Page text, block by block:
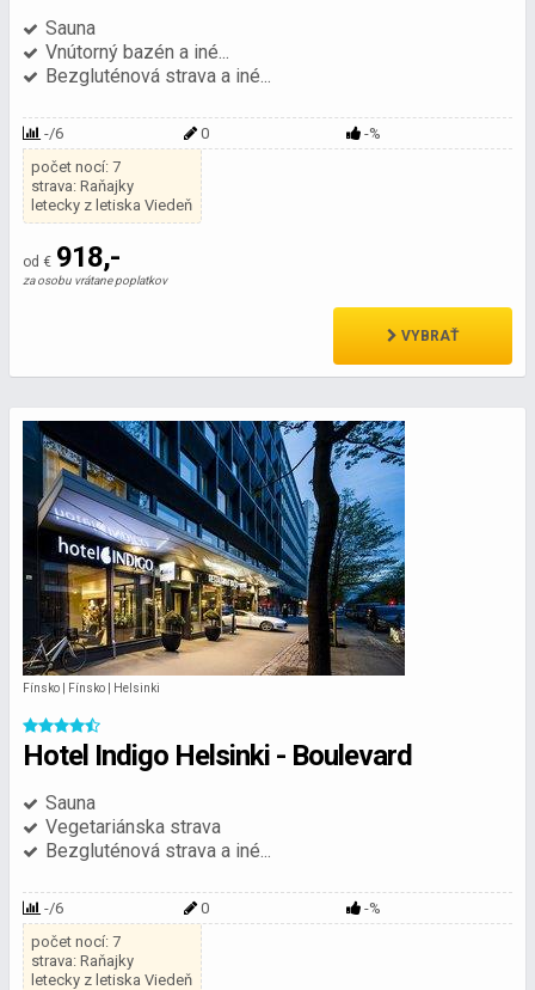
Sauna
Vnútorný bazén a iné...
Bezgluténová strava a iné...
-/6 0
-%
počet nocí: 7
strava: Raňajky
letecky z letiska Viedeň
od € 918,-
za osobu vrátane poplatkov
VYBRAŤ
Fínsko | Fínsko | Helsinki
Hotel Indigo Helsinki - Boulevard
Sauna
Vegetariánska strava
Bezgluténová strava a iné...
-/6 0
-%
počet nocí: 7
strava: Raňajky
letecky z letiska Viedeň